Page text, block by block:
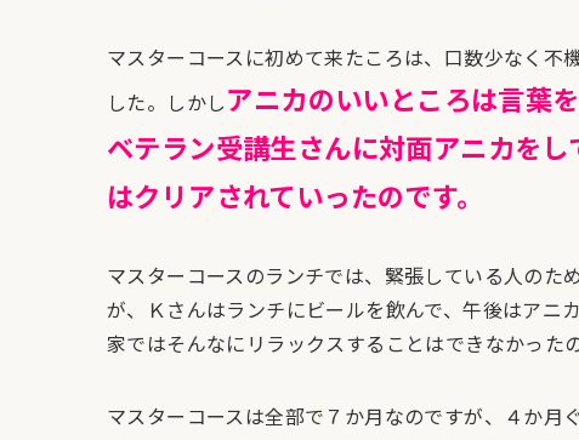
マスターコースに初めて来たころは、口数少なく不
した。しかしアニカのいいところは言葉
ベテラン受講生さんに対面アニカを
はクリアされていったのです。
マスターコースのランチでは、緊張している人のた
が、Ｋさんはランチにビールを飲んで、午後はアニ
家ではそんなにリラックスすることはできなかった
マスターコースは全部で７か月なのですが、４か月